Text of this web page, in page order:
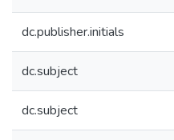
dc.publisher.initials
dc.subject
dc.subject